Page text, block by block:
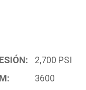
2,700 PSI
3600